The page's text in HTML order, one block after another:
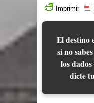
Imprimir
El destino
si no
los
dicte